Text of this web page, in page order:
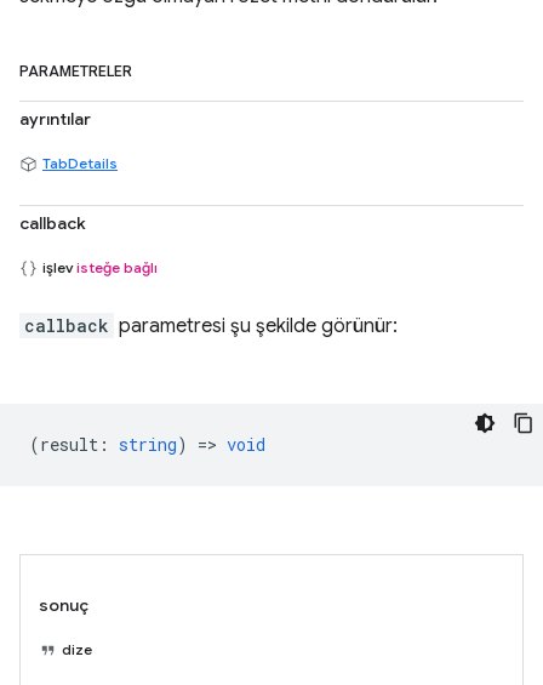
PARAMETRELER
ayrıntılar
TabDetails
callback
işlevisteğe bağlı
callback parametresi şu şekilde görünür:
(result : string) => void
sonuç
dize